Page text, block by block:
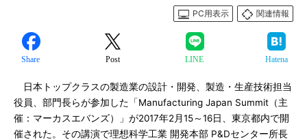
PC用表示
関連情報
Share Post LINE Hatena
日本トップクラスの製造業の設計・開発、製造・生産技術担当
役員、部門長らが参加した「Manufacturing Japan Summit（主
催：マーカスエバンズ）」が2017年2月15～16日、東京都内で開
催された。その講演で理想科学工業 開発本部 P&Dセンター所長